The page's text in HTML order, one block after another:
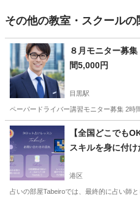
その他の教室・スクールの
８月モニター募
間5,000円
目黒駅
ペーパードライバー講習モニター募集 2
東京 千代田区 目黒駅 その他
【全国どこでも
スキルを身に付
港区
占いの部屋Tabeiroでは、最終的に占い師